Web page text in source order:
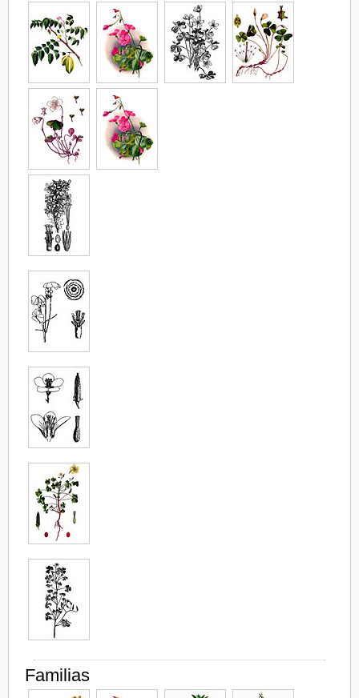
Familias